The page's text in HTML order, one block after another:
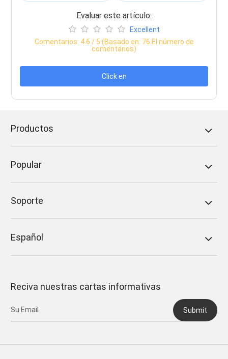
Evaluar este artículo:
Excellent
Comentarios: 4.6 / 5 (Basado en: 76 El número de
comentarios)
Click en
Productos
Popular
Soporte
Español
Reciva nuestras cartas informativas
Submit